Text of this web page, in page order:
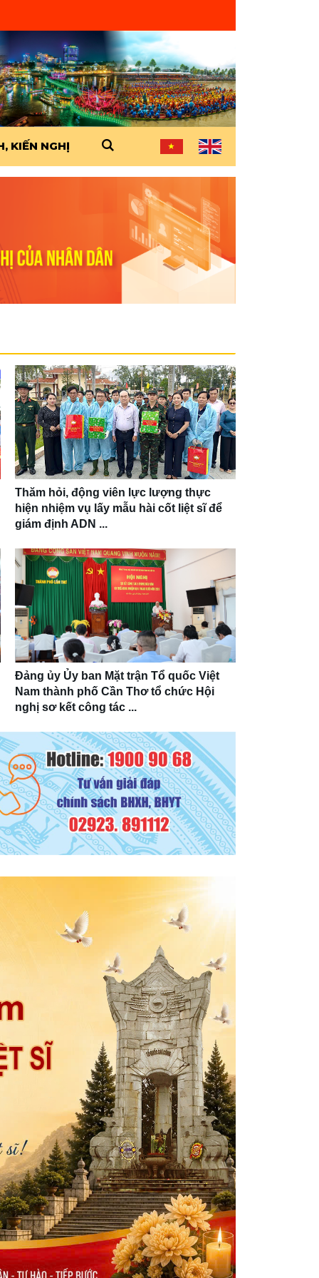
KIẾN NGHỊ
Thăm hỏi, động viên lực lượng thực
hiện nhiệm vụ lấy mẫu hài cốt liệt sĩ để
giám định ADN ...
Đảng ủy Ủy ban Mặt trận Tổ quốc Việt
Nam thành phố Cần Thơ tổ chức Hội
nghị sơ kết công tác ...